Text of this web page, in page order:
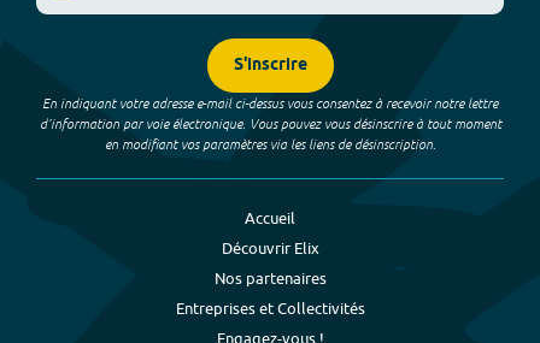
S'inscrire
En indiquant votre adresse e-mail ci-dessus vous consentez à recevoir notre lettre
d’information par voie électronique. Vous pouvez vous désinscrire à tout moment
en modifiant vos paramètres via les liens de désinscription.
Accueil
Découvrir Elix
Nos partenaires
Entreprises et Collectivités
Engagez-vous !